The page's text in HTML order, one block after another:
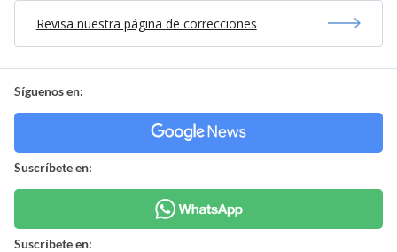
Revisa nuestra página de correcciones
Síguenos en:
Suscríbete en:
Suscríbete en: